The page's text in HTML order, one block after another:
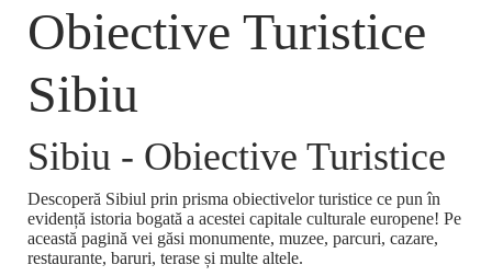
Obiective Turistice
Sibiu
Sibiu - Obiective Turistice
Descoperă Sibiul prin prisma obiectivelor turistice ce pun în
evidență istoria bogată a acestei capitale culturale europene! Pe
această pagină vei găsi monumente, muzee, parcuri, cazare,
restaurante, baruri, terase și multe altele.